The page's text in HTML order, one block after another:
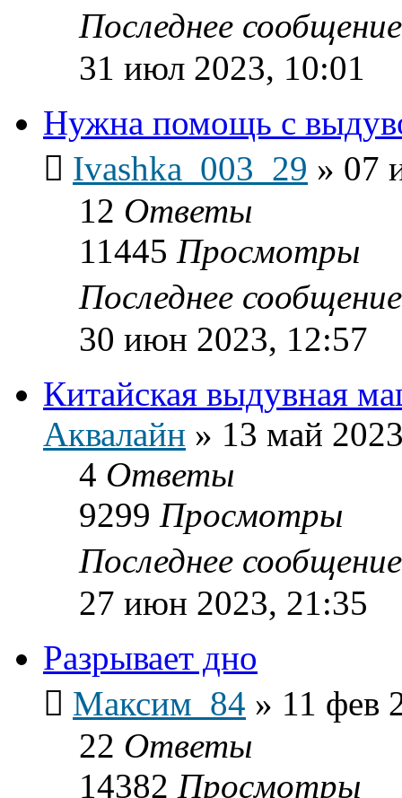
Последнее
31 июл 2023, 10:01
Нужна помощь с
Ivashka_003_29 » 07
12 Ответы
11445 Просмотры
Последнее
30 июн 2023, 12:57
Китайская выдувная
Аквалайн » 13 май
4 Ответы
9299 Просмотры
Последнее
27 июн 2023, 21:35
Разрывает дно
Максим_84 » 11 фев
22 Ответы
14382 Просмотры